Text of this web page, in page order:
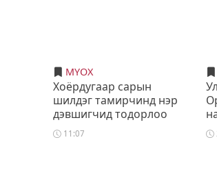
МҮОХ
Хоёрдугаар сарын
шилдэг тамирчинд нэр
дэвшигчид тодорлоо
11:07